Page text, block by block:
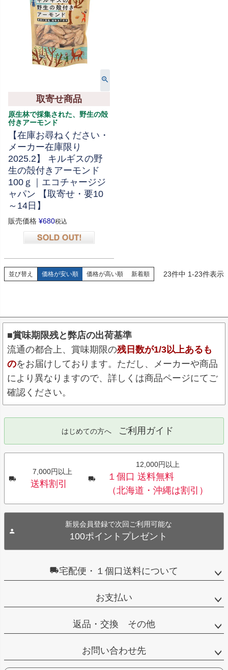
取寄せ商品
原生林で採集された、野生の殻
付きアーモンド
【在庫お尋ねください・
メーカー在庫限り
2025.2】 キルギスの野
生の殻付きアーモンド
100ｇ｜エコチャージジ
ャパン 【取寄せ・要10
～14日】
販売価格 ¥680税込
並び替え 価格が安い順 価格が高い順 新着順 23件中 1-23件表示
■賞味期限残と弊店の出荷基準
流通の都合上、賞味期限の残日数が1/3以上あるも
のをお届けしております。ただし、メーカーや商品
により異なりますので、詳しくは商品ページにてご
確認ください。
はじめての方へ ご利用ガイド
7,000円以上
送料割引
12,000円以上
１個口 送料無料
（北海道・沖縄は割引）
新規会員登録で次回ご利用可能な
100ポイントプレゼント
宅配便・１個口送料について
お支払い
返品・交換 その他
お問い合わせ先